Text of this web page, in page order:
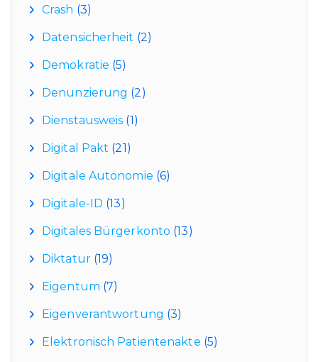
Crash (3)
Datensicherheit (2)
Demokratie (5)
Denunzierung (2)
Dienstausweis (1)
Digital Pakt (21)
Digitale Autonomie (6)
Digitale-ID (13)
Digitales Bürgerkonto (13)
Diktatur(19)
Eigentum (7)
Eigenverantwortung (3)
Elektronisch Patientenakte (5)